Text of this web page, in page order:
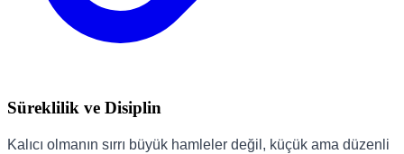
Süreklilik ve Disiplin
Kalıcı olmanın sırrı büyük hamleler değil, küçük ama düzenli